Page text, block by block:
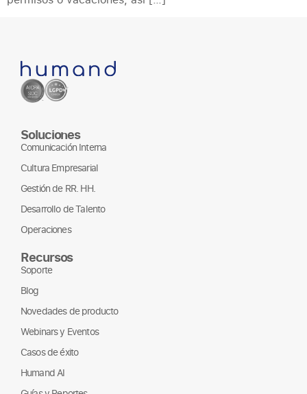
Soluciones
Comunicación Interna
Cultura Empresarial
Gestión de RR. HH.
Desarrollo de Talento
Operaciones
Recursos
Soporte
Blog
Novedades de producto
Webinars y Eventos
Casos de éxito
Humand AI